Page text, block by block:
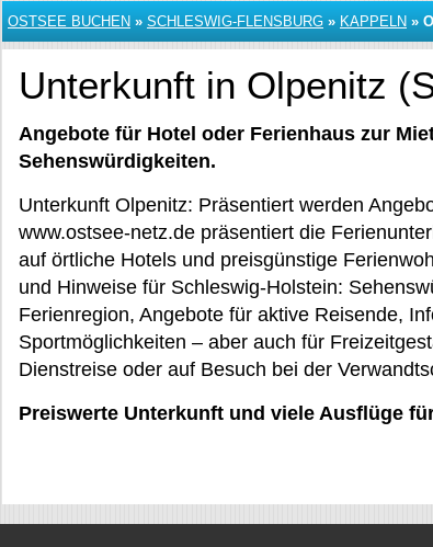
OSTSEE BUCHEN » SCHLESWIG-FLENSBURG » KAPPELN »
Unterkunft in Olpenitz
Angebote für Hotel oder Ferienhaus zur
Sehenswürdigkeiten.
Unterkunft Olpenitz: Präsentiert werden
www.ostsee-netz.de präsentiert die
auf örtliche Hotels und preisgünstige
und Hinweise für Schleswig-Holstein:
Ferienregion, Angebote für aktive Reisende,
Sportmöglichkeiten – aber auch für
Dienstreise oder auf Besuch bei der
Preiswerte Unterkunft und viele Ausflüge